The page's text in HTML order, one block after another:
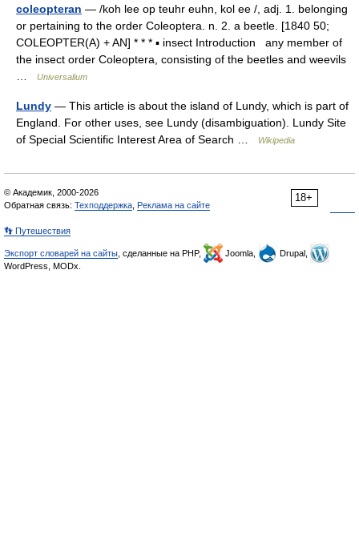
coleopteran — /koh lee op teuhr euhn, kol ee /, adj. 1. belonging
or pertaining to the order Coleoptera. n. 2. a beetle. [1840 50;
COLEOPTER(A) + AN] * * * ▪ insect Introduction any member of
the insect order Coleoptera, consisting of the beetles and weevils
Universalium
Lundy — This article is about the island of Lundy, which is part of
England. For other uses, see Lundy (disambiguation). Lundy Site
of Special Scientific Interest Area of Search …
Wikipedia
18+
© Академик, 2000-2026
Обратная связь: Техподдержка Реклама на сайте
👣 Путешествия
Экспорт словарей на сайты , сделанные на PHP, Joomla,
Drupal,
WordPress, MODx.